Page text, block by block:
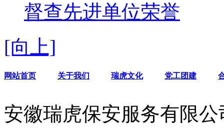
督查先进单位荣誉
[向上]
网站首页 关于我们 瑞虎文化 党工团建
安徽瑞虎保安服务有限